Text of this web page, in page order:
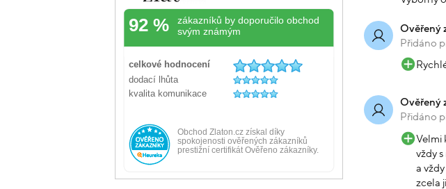
-20% kód: SRPEN20
6 975 Kč
Koupit s kódem
Skladem -20% kód: SRPEN20
6 767 Kč
Koupit s kódem
kód: R07012501732